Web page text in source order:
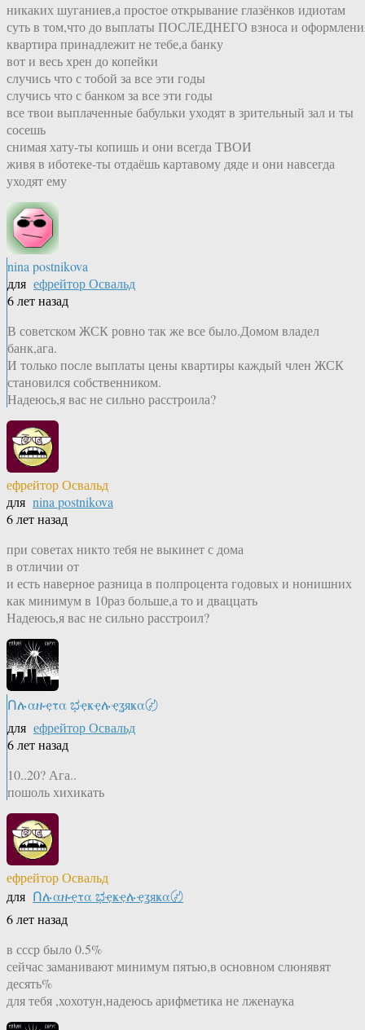
никаких шуганиев,а простое открывание глазёнков идиотам
суть в том,что до выплаты ПОСЛЕДНЕГО взноса и
квартира принадлежит не тебе,а банку
вот и весь хрен до копейки
случись что с тобой за все эти годы
случись что с банком за все эти годы
все твои выплаченные бабульки уходят в зрительный зал и ты
сосешь
снимая хату-ты копишь и они всегда ТВОИ
живя в иботеке-ты отдаёшь картавому дяде и они навсегда
уходят ему
nina postnikova
для ефрейтор Освальд
6 лет назад
В советском ЖСК ровно так же все было.Домом владел
банк,ага.
И только после выплаты цены квартиры каждый член ЖСК
становился собственником.
Надеюсь,я вас не сильно расстроила?
ефрейтор Освальд
для nina postnikova
6 лет назад
при советах никто тебя не выкинет с дома
в отличии от
и есть наверное разница в полпроцента годовых и нонишних
как минимум в 10раз больше,а то и дваццать
Надеюсь,я вас не сильно расстроил?
Ոሉαዙҿτα ಭҿҝҿሉҿʓяҝα〄
для ефрейтор Освальд
6 лет назад
10..20? Ага..
пошоль хихикать
ефрейтор Освальд
для Ոሉαዙҿτα ಭҿҝҿሉҿʓяҝα〄
6 лет назад
в ссср было 0.5%
сейчас заманивают минимум пятью,в основном слюнявят
десять%
для тебя ,хохотун,надеюсь арифметика не лженаука